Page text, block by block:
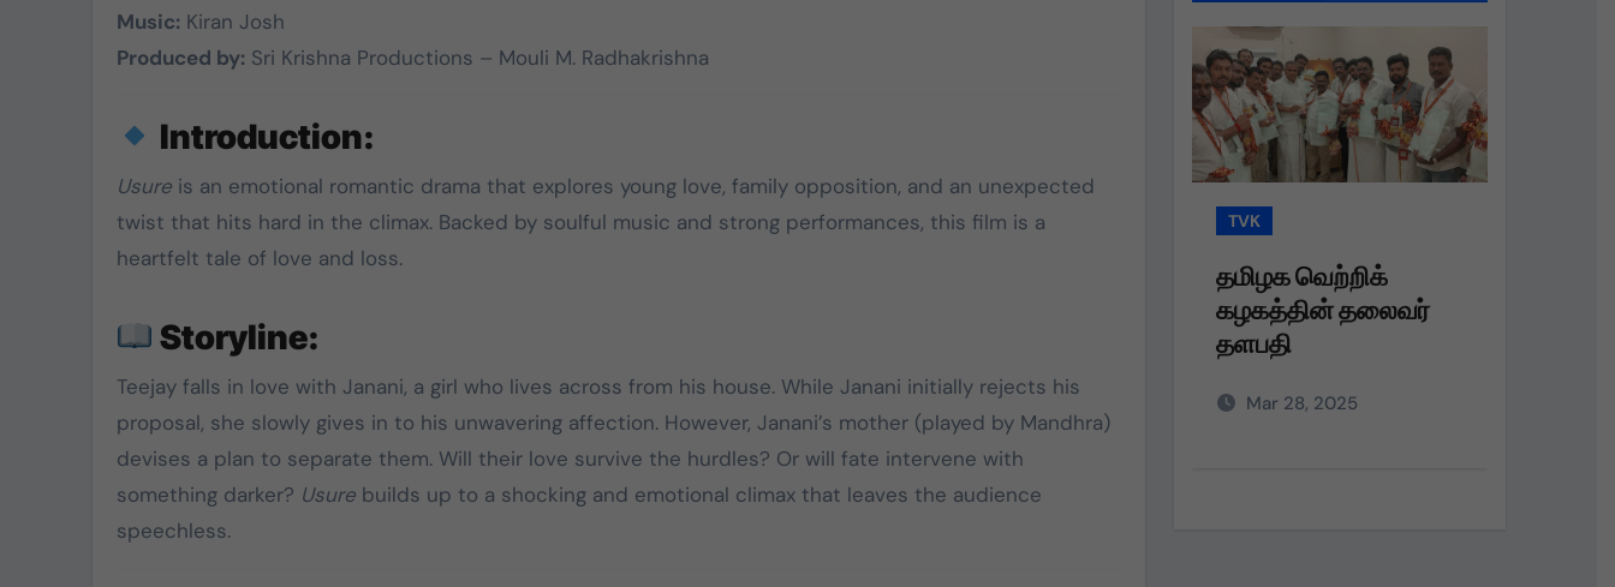
Music:Kiran Josh
Produced by:Sri Krishna Productions – Mouli M. Radhakrishna
Introduction:
Usureis an emotional romantic drama that explores young love, family opposition, and an unexpected
twist that hits hard in the climax. Backed by soulful music and strong performances, this film is a
heartfelt tale of love and loss.
Storyline:
Teejay falls in love with Janani, a girl who lives across from his house. While Janani initially rejects his
proposal, she slowly gives in to his unwavering affection. However, Janani’s mother (played by Mandhra)
devises a plan to separate them. Will their love survive the hurdles? Or will fate intervene with
something darker? Usurebuilds up to a shocking and emotional climax that leaves the audience
speechless.
TVK
கொட்டிவாக்கத்தில்
பெண்களுக்கு புடவை,
மாணவர்களுக்கு
நோட்டுப்புத்தகம்
வழங்கப்பட்டது
DMK
சின்னத்தில் மட்டும்
தான் போட்டியிடுவது
என்பது மக்கள் நீதி
பேட்டரி டார்ச் என்பது
TVK
Mar 28, 2025
TVK
தமிழக வெற்றிக்
கழகத்தின் தலைவர்
தளபதி அவர்களின்
Mar 28, 2025